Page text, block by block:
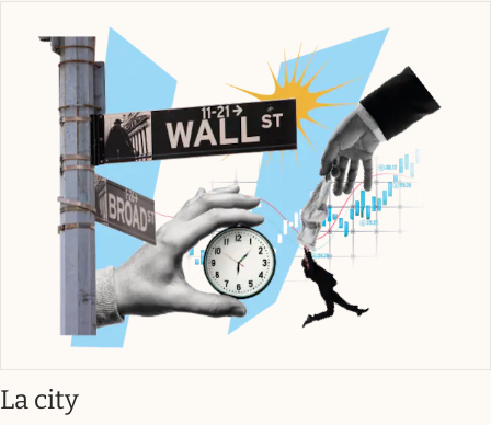
La cityabre en nueva pestaña